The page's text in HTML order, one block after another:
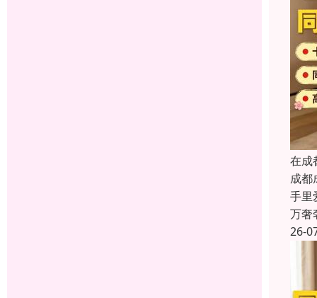
在成
成都
手里
万奢
26-